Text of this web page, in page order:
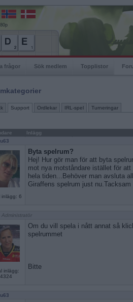
frågor Sök medlem Topplistor
Support Ordlekar IRL-spel Turneringar
Inlägg
inlägg: 6
Byta spelrum?
Hej! Hur gör man för att byta
mot nya motståndare istället för
hela tiden...Behöver man avsluta
Giraffens spelrum just
Administratör
inlägg:
Om du vill spela i nått annat så
spelrummet
Bitte